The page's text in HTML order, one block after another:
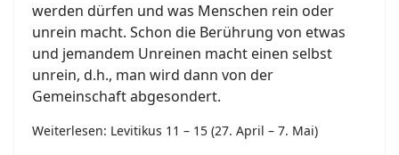
werden dürfen und was Menschen rein oder
unrein macht. Schon die Berührung von etwas
und jemandem Unreinen macht einen selbst
unrein, d.h., man wird dann von der
Gemeinschaft abgesondert.
Weiterlesen: Levitikus 11 – 15 (27. April – 7. Mai)